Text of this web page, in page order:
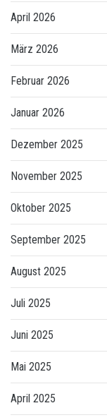
April 2026
März 2026
Februar 2026
Januar 2026
Dezember 2025
November 2025
Oktober 2025
September 2025
August 2025
Juli 2025
Juni 2025
Mai 2025
April 2025